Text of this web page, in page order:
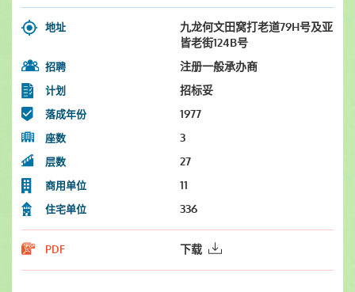
地址
九龙何文田窝打老道79H号及亚
皆老街124B号
招聘 注册一般承办商
计划 招标妥
落成年份 1977
座数 3
层数 27
商用单位 11
住宅单位 336
PDF 下载